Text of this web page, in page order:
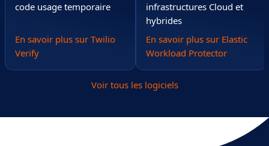
code usage temporaire
En savoir plus sur Twilio
Verify
infrastructures Cloud et
hybrides
En savoir plus sur Elastic
Workload Protector
Voir tous les logiciels